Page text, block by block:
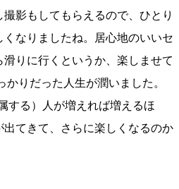
撮影もしてもらえるので、ひとり
なりましたね。居心地のいいセ
りに行くというか、楽しませて
かりだった人生が潤いました。
する）人が増えれば増えるほ
てきて、さらに楽しくなるのか